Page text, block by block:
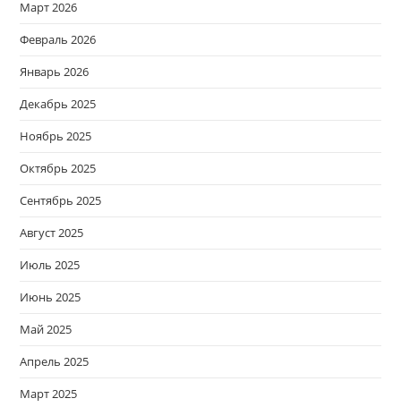
Март 2026
Февраль 2026
Январь 2026
Декабрь 2025
Ноябрь 2025
Октябрь 2025
Сентябрь 2025
Август 2025
Июль 2025
Июнь 2025
Май 2025
Апрель 2025
Март 2025